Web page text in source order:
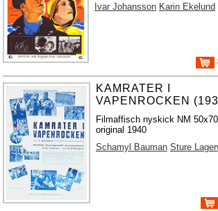
Ivar Johansson Karin Ekelund
KAMRATER I
VAPENROCKEN
Filmaffisch nyskick NM 50x70
original 1940
Schamyl Bauman Sture